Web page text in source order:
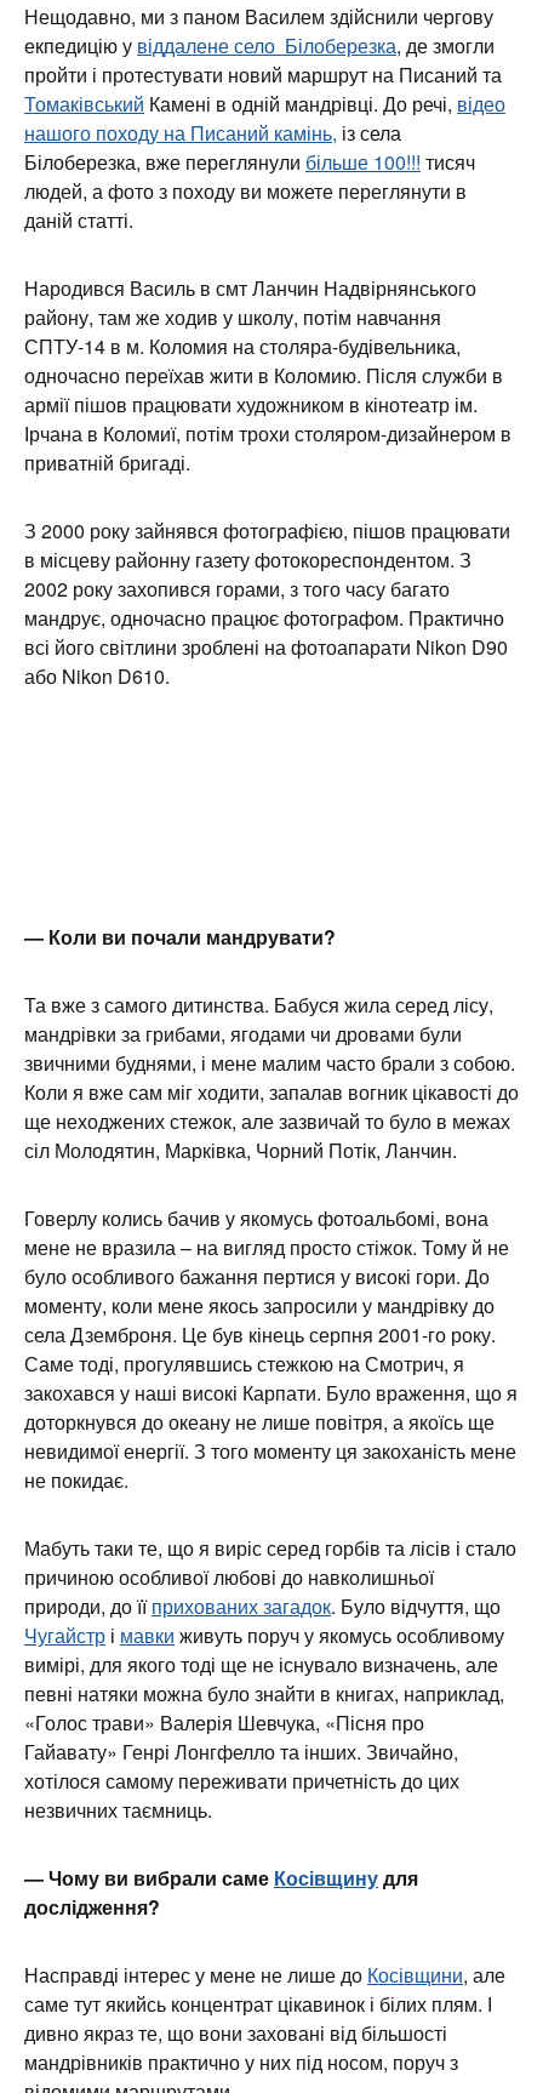
Нещодавно, ми з паном Василем здійснили чергову
екпедицію у віддалене село Білоберезка, де змогли
пройти і протестувати новий маршрут на Писаний та
Томаківський Камені в одній мандрівці. До речі, відео
нашого походу на Писаний камінь, із села
Білоберезка, вже переглянули більше 100!!! тисяч
людей, а фото з походу ви можете переглянути в
даній статті.
Народився Василь в смт Ланчин Надвірнянського
району, там же ходив у школу, потім навчання
СПТУ-14 в м. Коломия на столяра-будівельника,
одночасно переїхав жити в Коломию. Після служби в
армії пішов працювати художником в кінотеатр ім.
Ірчана в Коломиї, потім трохи столяром-дизайнером в
приватній бригаді.
З 2000 року зайнявся фотографією, пішов працювати
в місцеву районну газету фотокореспондентом. З
2002 року захопився горами, з того часу багато
мандрує, одночасно працює фотографом. Практично
всі його світлини зроблені на фотоапарати Nikon D90
або Nikon D610.
— Коли ви почали мандрувати?
Та вже з самого дитинства. Бабуся жила серед лісу,
мандрівки за грибами, ягодами чи дровами були
звичними буднями, і мене малим часто брали з собою.
Коли я вже сам міг ходити, запалав вогник цікавості до
ще неходжених стежок, але зазвичай то було в межах
сіл Молодятин, Марківка, Чорний Потік, Ланчин.
Говерлу колись бачив у якомусь фотоальбомі, вона
мене не вразила – на вигляд просто стіжок. Тому й не
було особливого бажання пертися у високі гори. До
моменту, коли мене якось запросили у мандрівку до
села Дземброня. Це був кінець серпня 2001-го року.
Саме тоді, прогулявшись стежкою на Смотрич, я
закохався у наші високі Карпати. Було враження, що я
доторкнувся до океану не лише повітря, а якоїсь ще
невидимої енергії. З того моменту ця закоханість мене
не покидає.
Мабуть таки те, що я виріс серед горбів та лісів і стало
причиною особливої любові до навколишньої
природи, до їїприхованих загадок. Було відчуття, що
Чугайстр і мавки живуть поруч у якомусь особливому
вимірі, для якого тоді ще не існувало визначень, але
певні натяки можна було знайти в книгах, наприклад,
«Голос трави» Валерія Шевчука, «Пісня про
Гайавату» Генрі Лонгфелло та інших. Звичайно,
хотілося самому переживати причетність до цих
незвичних таємниць.
— Чому ви вибрали саме Косівщинудля
дослідження?
Насправді інтерес у мене не лише до Косівщини, але
саме тут якийсь концентрат цікавинок і білих плям. І
дивно якраз те, що вони заховані від більшості
мандрівників практично у них під носом, поруч з